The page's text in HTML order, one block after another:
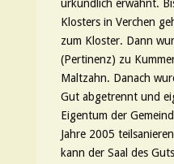
urkundlich erwähnt.
Klosters in Verchen
zum Kloster. Dann
(Pertinenz) zu
Maltzahn. Danach
Gut abgetrennt und
Eigentum der
Jahre 2005
kann der Saal des